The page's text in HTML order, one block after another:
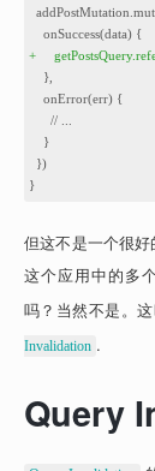
onSuccess(data) {
+
},
onError(err) {
// ...
}
  })
}
但这不是一个很
这个应用中的多
吗？当然不是。
Invalidation .
Query